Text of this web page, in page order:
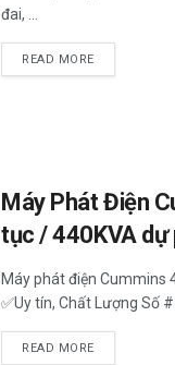
đai, ...
READ MORE
Máy Phát Điện
tục / 440KVA dự
Máy phát điện Cummins
✅Uy tín, Chất Lượng Số
READ MORE